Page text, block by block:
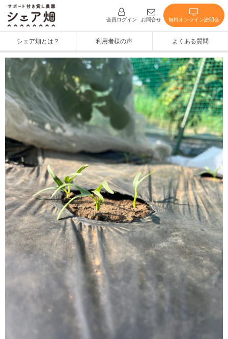
会員ログイン お問合せ 無料オンライン説明会
シェア畑とは？ 利用者様の声 よくある質問